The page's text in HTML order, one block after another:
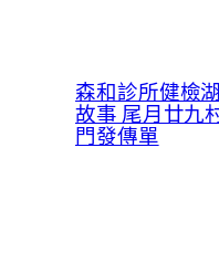
森和診所健檢
故事 尾月廿九
門發傳單